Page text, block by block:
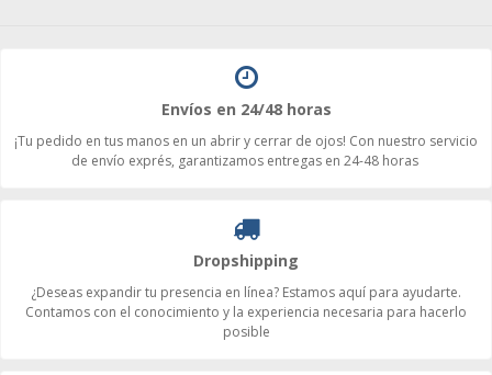
Envíos en 24/48 horas
¡Tu pedido en tus manos en un abrir y cerrar de ojos! Con nuestro servicio
de envío exprés, garantizamos entregas en 24-48 horas
Dropshipping
¿Deseas expandir tu presencia en línea? Estamos aquí para ayudarte.
Contamos con el conocimiento y la experiencia necesaria para hacerlo
posible